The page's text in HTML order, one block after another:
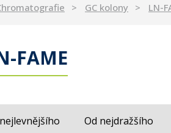
GC kolony LN-
FAME
Od nejdražšího